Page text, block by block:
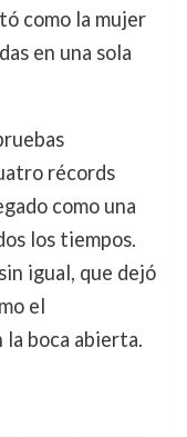
como la mujer
en una sola
récords
como una
los tiempos.
igual, que dejó
el
la boca abierta.